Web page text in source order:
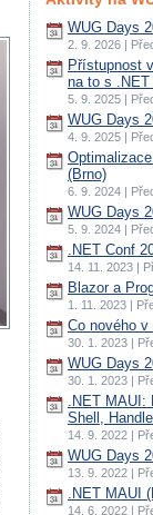
WUG Days
2. 9. 2026 |
Přístupnost
na to s
5. 9. 2025 |
WUG Days
4. 9. 2025 |
(Brno)
6. 9. 2024 |
WUG Days
5. 9. 2024 |
.NET Conf
14. 11. 2023 |
Blazor a
1. 11. 2023 |
Co nového
30. 1. 2023 |
WUG Days
30. 1. 2023 |
.NET MAUI:
Shell,
14. 9. 2022 |
WUG Days
13. 9. 2022 |
.NET MAUI
14. 6. 2022 |